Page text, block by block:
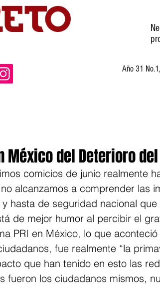
Año 31
México del Deterioro del
comicios de junio realmente
alcanzamos a comprender las
hasta de seguridad nacional que
de mejor humor al percibir el
PRI en México, lo que
fue realmente “la
que han tenido en esto las
fueron los ciudadanos mismos,